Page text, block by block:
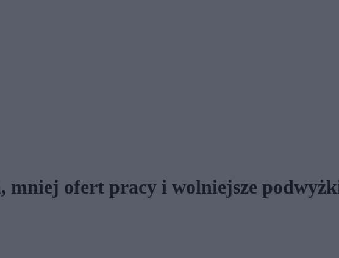
mniej ofert pracy i wolniejsze